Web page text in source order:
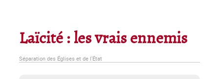
Laïcité : les vrais ennemis
Séparation des Églises et de l'État